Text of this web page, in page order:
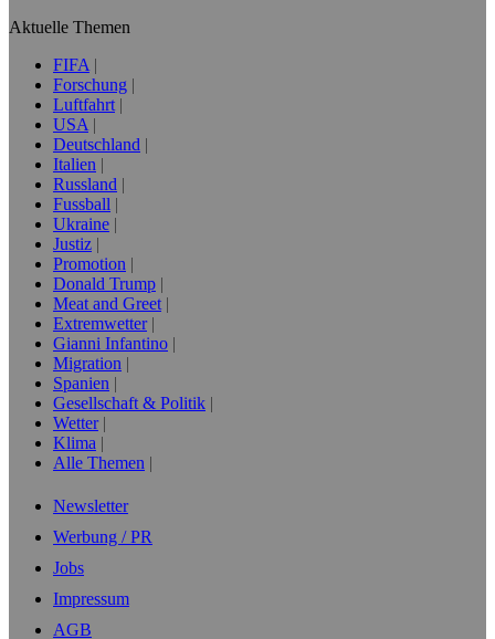
Aktuelle Themen
FIFA
Forschung
Luftfahrt
USA
Deutschland
Italien
Russland
Fussball
Ukraine
Justiz
Promotion
Donald Trump
Meat and Greet
Extremwetter
Gianni Infantino
Migration
Spanien
Gesellschaft & Politik
Wetter
Klima
Alle Themen
Newsletter
Werbung / PR
Jobs
Impressum
AGB